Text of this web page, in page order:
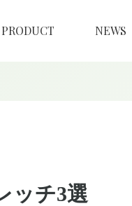
PRODUCT NEWS
ッチ3選